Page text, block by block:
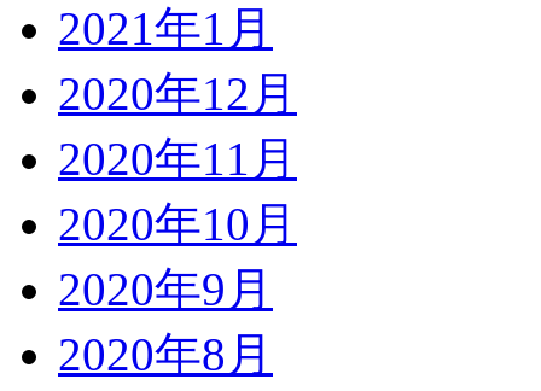
2021年1月
2020年12月
2020年11月
2020年10月
2020年9月
2020年8月